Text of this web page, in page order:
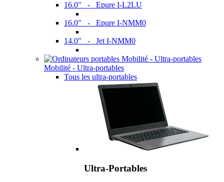
16.0" - Epure I-L2LU
16.0" - Epure I-NMM0
14.0" - Jet I-NMM0
Mobilité - Ultra-portables
Tous les ultra-portables
Ultra-Portables